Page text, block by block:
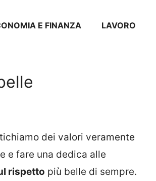
E FINANZA LAVORO
dei valori veramente
e fare una dedica alle
rispetto più belle di sempre.